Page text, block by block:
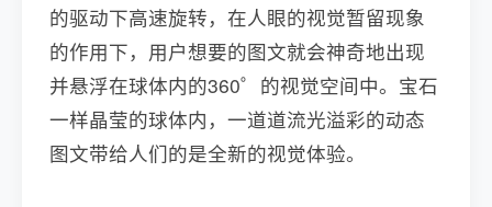
的驱动下高速旋转，在人眼的视觉暂留现象
的作用下，用户想要的图文就会神奇地出现
并悬浮在球体内的360゜的视觉空间中。宝石
一样晶莹的球体内，一道道流光溢彩的动态
图文带给人们的是全新的视觉体验。